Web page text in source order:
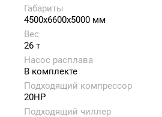
Габариты
4500x6600x5000 мм
Вес
26 т
Насос расплава
В комплекте
Подходящий компрессор
20HP
Подходящий чиллер